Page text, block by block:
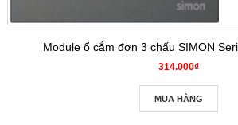
Module ổ cắm đơn 3 chấu SIMON
314.000₫
MUA HÀNG